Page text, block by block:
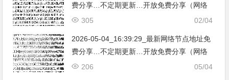
费分享…不定期更新…开放免费分享（网络
免费节点香港|日本|韩国|新加坡|台湾|马来西
02/04
305
2026-05-04_16:39:29_最新网络节点地址免
费分享…不定期更新…开放免费分享（网络
免费节点香港|日本|韩国|新加坡|台湾|马来西
05/04
206